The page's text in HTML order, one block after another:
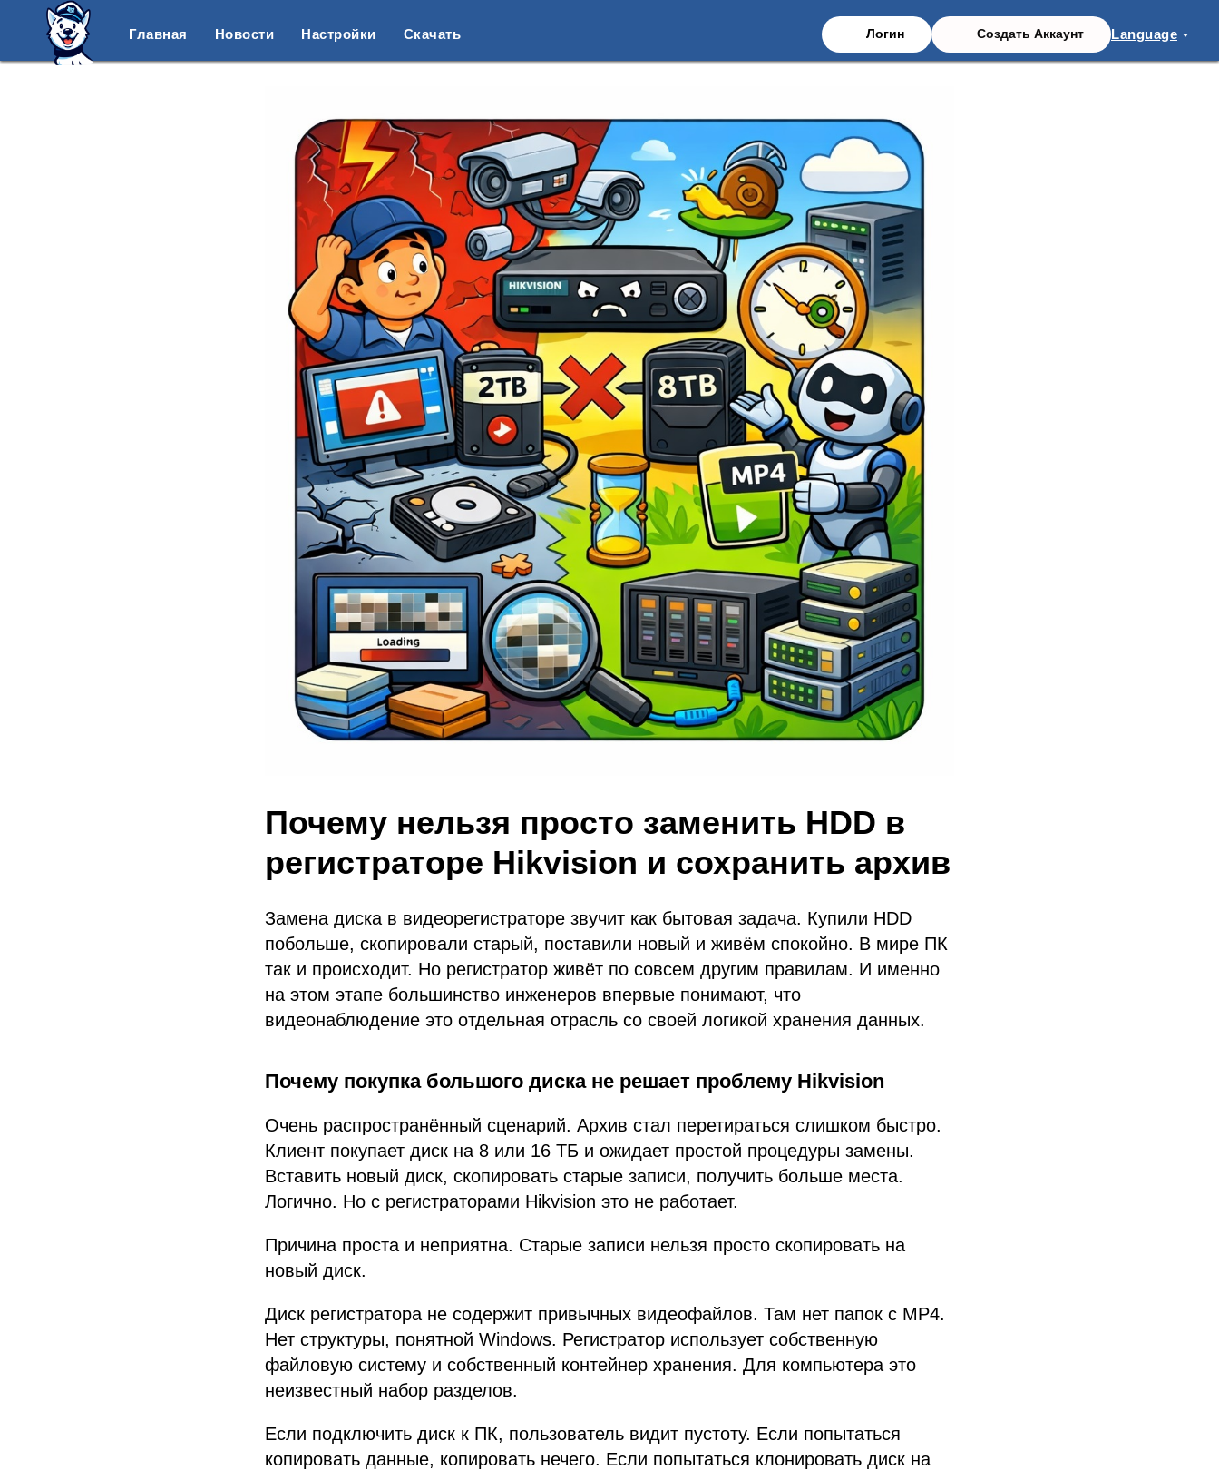
Главная Новости Настройки Скачать Логин Создать Аккаунт Language
Почему нельзя просто заменить HDD в
регистраторе Hikvision и сохранить архив
Замена диска в видеорегистраторе звучит как бытовая задача. Купили HDD
побольше, скопировали старый, поставили новый и живём спокойно. В мире ПК
так и происходит. Но регистратор живёт по совсем другим правилам. И именно
на этом этапе большинство инженеров впервые понимают, что
видеонаблюдение это отдельная отрасль со своей логикой хранения данных.
Почему покупка большого диска не решает проблему Hikvision
Очень распространённый сценарий. Архив стал перетираться слишком быстро.
Клиент покупает диск на 8 или 16 ТБ и ожидает простой процедуры замены.
Вставить новый диск, скопировать старые записи, получить больше места.
Логично. Но с регистраторами Hikvision это не работает.
Причина проста и неприятна. Старые записи нельзя просто скопировать на
новый диск.
Диск регистратора не содержит привычных видеофайлов. Там нет папок с MP4.
Нет структуры, понятной Windows. Регистратор использует собственную
файловую систему и собственный контейнер хранения. Для компьютера это
неизвестный набор разделов.
Если подключить диск к ПК, пользователь видит пустоту. Если попытаться
копировать данные, копировать нечего. Если попытаться клонировать диск на